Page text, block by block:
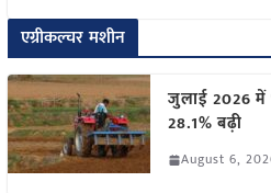
एग्रीकल्चर मशीन
जुलाई 2026 में
28.1% बढ़ी
August 6,